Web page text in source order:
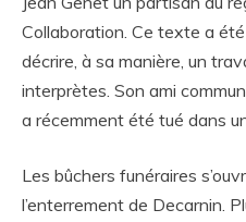
Collaboration. Ce texte a
décrire, à sa manière, un
interprètes. Son ami
a récemment été tué dans
Les bûchers funéraires
l’enterrement de Decarnin.